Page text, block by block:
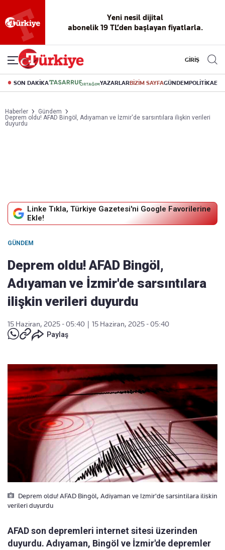
Yeni nesil dijital
abonelik 19 TL’den başlayan fiyatlarla.
GİRİŞ
SON DAKİKA YAZARLARBİZİM SAYFAGÜNDEMPOLİTİKA
Haberler
Gündem
Deprem oldu! AFAD Bingöl, Adıyaman ve İzmir'de sarsıntılara ilişkin verileri
duyurdu
Linke Tıkla, Türkiye Gazetesi'ni Google Favorilerine
Ekle!
GÜNDEM
Deprem oldu! AFAD Bingöl,
Adıyaman ve İzmir'de sarsıntılara
ilişkin verileri duyurdu
15 Haziran, 2025 - 05:40
15 Haziran, 2025 - 05:40
Paylaş
Deprem oldu! AFAD Bingöl, Adiyaman ve Izmir'de sarsintilara iliskin
verileri duyurdu
AFAD son depremleri internet sitesi üzerinden
duyurdu. Adıyaman, Bingöl ve İzmir'de depremler